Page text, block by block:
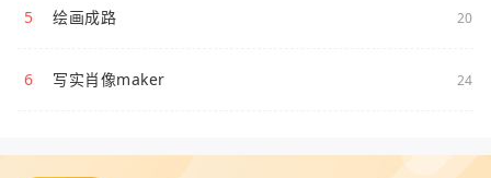
5 绘画成路 20
6 写实肖像maker 24